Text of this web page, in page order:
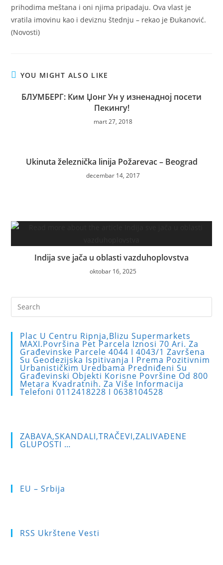
prihodima meštana i oni njima pripadaju. Ova vlast je
vratila imovinu kao i deviznu štednju – rekao je Đukanović.
(Novosti)
YOU MIGHT ALSO LIKE
БЛУМБЕРГ: Ким Џонг Ун у изненадној посети
Пекингу!
mart 27, 2018
Ukinuta železnička linija Požarevac – Beograd
decembar 14, 2017
Indija sve jača u oblasti vazduhoplovstva
oktobar 16, 2025
Plac U Centru Ripnja,blizu Supermarkets
MAXI.Površina Pet Parcela Iznosi 70 Ari. Za
Građevinske Parcele 4044 I 4043/1 Završena
Su Geodezijska Ispitivanja I Prema Pozitivnim
Urbanističkim Uredbama Predniđeni Su
Građevinski Objekti Korisne Površine Od 800
Metara Kvadratnih. Za Više Informacija
Telefoni 0112418228 I 0638104528
ZABAVA,SKANDALI,TRAČEVI,ZALIVAĐENE
GLUPOSTI …
EU – Srbija
RSS Ukrštene Vesti